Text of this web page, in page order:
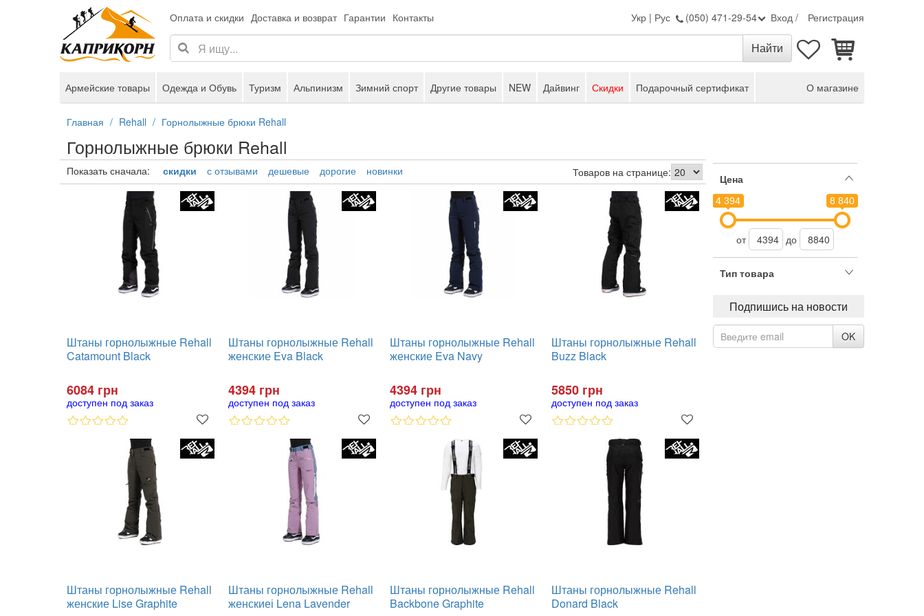
Оплата и скидки Доставка и возврат Гарантии Контакты Укр | Рус (050) 471-29-54 Вход / Регистрация
Армейские товары Одежда и Обувь Туризм Альпинизм Зимний спорт Другие товары NEW Дайвинг Скидки Подарочный сертификат О магазине
Главная Rehall Горнолыжные брюки Rehall
Горнолыжные брюки Rehall
Показать сначала: скидки с отзывами дешевые дорогие новинки Товаров на странице:
Штаны горнолыжные Rehall
Catamount Black
6084 грн
доступен под заказ
Штаны горнолыжные Rehall
женские Eva Black
4394 грн
доступен под заказ
Штаны горнолыжные Rehall
женские Eva Navy
4394 грн
доступен под заказ
Штаны горнолыжные Rehall
Buzz Black
5850 грн
доступен под заказ
Штаны горнолыжные Rehall
женские Lise Graphite
Штаны горнолыжные Rehall
женскиеі Lena Lavender
Штаны горнолыжные Rehall
Backbone Graphite
Штаны горнолыжные Rehall
Donard Black
Цена
4 394 8 840
от до
Тип товара
Подпишись на новости
OK